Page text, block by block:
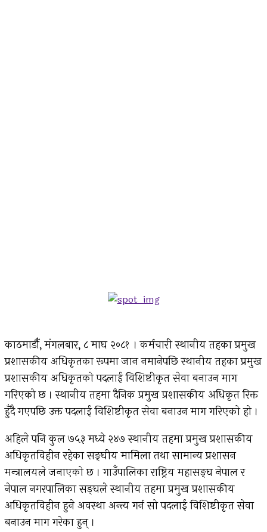
काठमाडौँ, मंगलबार, ८ माघ २०८१ । कर्मचारी स्थानीय तहका प्रमुख
प्रशासकीय अधिकृतका रूपमा जान नमानेपछि स्थानीय तहका प्रमुख
प्रशासकीय अधिकृतको पदलाई विशिष्टीकृत सेवा बनाउन माग
गरिएको छ । स्थानीय तहमा दैनिक प्रमुख प्रशासकीय अधिकृत रिक्त
हुँदै गएपछि उक्त पदलाई विशिष्टीकृत सेवा बनाउन माग गरिएको हो ।
अहिले पनि कुल ७५३ मध्ये २४७ स्थानीय तहमा प्रमुख प्रशासकीय
अधिकृतविहीन रहेका सङ्घीय मामिला तथा सामान्य प्रशासन
मन्त्रालयले जनाएको छ । गाउँपालिका राष्ट्रिय महासङ्घ नेपाल र
नेपाल नगरपालिका सङ्घले स्थानीय तहमा प्रमुख प्रशासकीय
अधिकृतविहीन हुने अवस्था अन्त्य गर्न सो पदलाई विशिष्टीकृत सेवा
बनाउन माग गरेका हुन् ।